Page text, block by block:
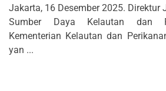
Jakarta, 16 Desember 2025. Direktur
Sumber Daya Kelautan dan
Kementerian Kelautan dan
yan ...